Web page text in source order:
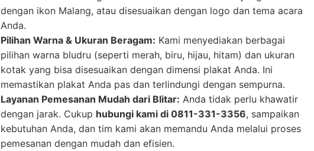
dengan ikon Malang, atau disesuaikan dengan logo dan tema acara
Anda.
Pilihan Warna & Ukuran Beragam: Kami menyediakan berbagai
pilihan warna bludru (seperti merah, biru, hijau, hitam) dan ukuran
kotak yang bisa disesuaikan dengan dimensi plakat Anda. Ini
memastikan plakat Anda pas dan terlindungi dengan sempurna.
Layanan Pemesanan Mudah dari Blitar: Anda tidak perlu khawatir
dengan jarak. Cukup hubungi kami di 0811-331-3356, sampaikan
kebutuhan Anda, dan tim kami akan memandu Anda melalui proses
pemesanan dengan mudah dan efisien.